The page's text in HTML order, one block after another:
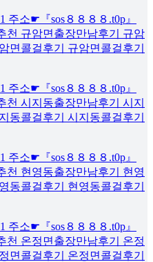
주소☛『sos８８８８.t0p』
천 규암면출장만남후기 규암
면콜걸후기 규암면콜걸후기
주소☛『sos８８８８.t0p』
시지동출장만남후기 시지
동콜걸후기 시지동콜걸후기
주소☛『sos８８８８.t0p』
천 현영동출장만남후기 현영
동콜걸후기 현영동콜걸후기
주소☛『sos８８８８.t0p』
천 온정면출장만남후기 온정
면콜걸후기 온정면콜걸후기